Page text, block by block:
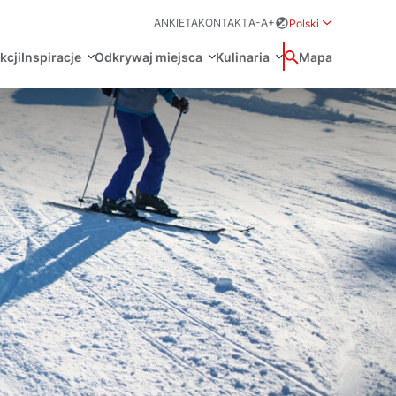
ANKIETAKONTAKTA-A+
Polski
Inspiracje
Certyfikaty POT
Odkrywaj miejsca
Turystyczne
Kulinaria
Restauracje Michelin
Wyszukaj
Mapa
Français
日本語
Svenska